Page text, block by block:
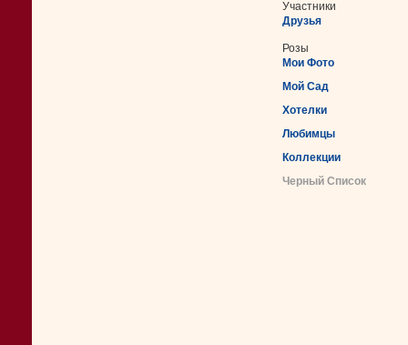
Участники
Друзья
Розы
Мои Фото
Мой Сад
Хотелки
Любимцы
Коллекции
Черный Список